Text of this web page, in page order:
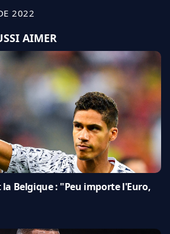
2022
AIMER
la Belgique : "Peu importe l'Euro,